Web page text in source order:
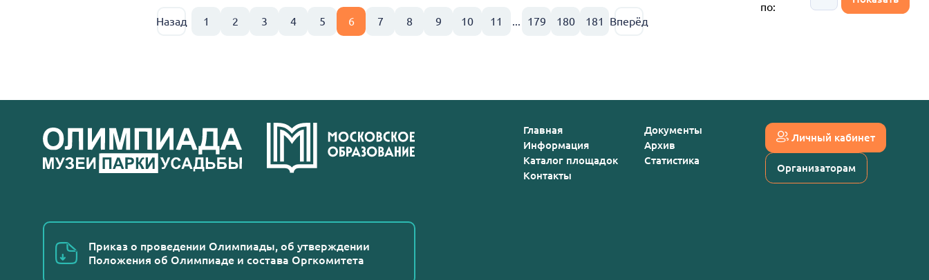
Назад 1 2 3 4 5 6 7 8 9 10 11 ... 179 180 181 Вперёд
по:
Приказ о проведении Олимпиады, об утверждении
Положения об Олимпиаде и состава Оргкомитета
Главная
Информация
Каталог площадок
Контакты
Документы
Архив
Статистика
Личный кабинет
Организаторам